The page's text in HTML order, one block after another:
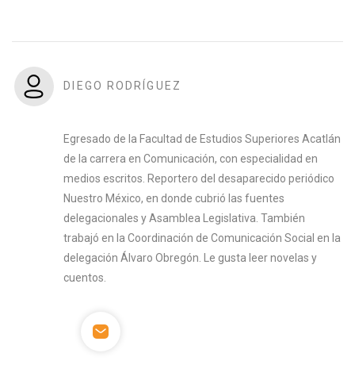
DIEGO RODRÍGUEZ
Egresado de la Facultad de Estudios Superiores Acatlán
de la carrera en Comunicación, con especialidad en
medios escritos. Reportero del desaparecido periódico
Nuestro México, en donde cubrió las fuentes
delegacionales y Asamblea Legislativa. También
trabajó en la Coordinación de Comunicación Social en la
delegación Álvaro Obregón. Le gusta leer novelas y
cuentos.